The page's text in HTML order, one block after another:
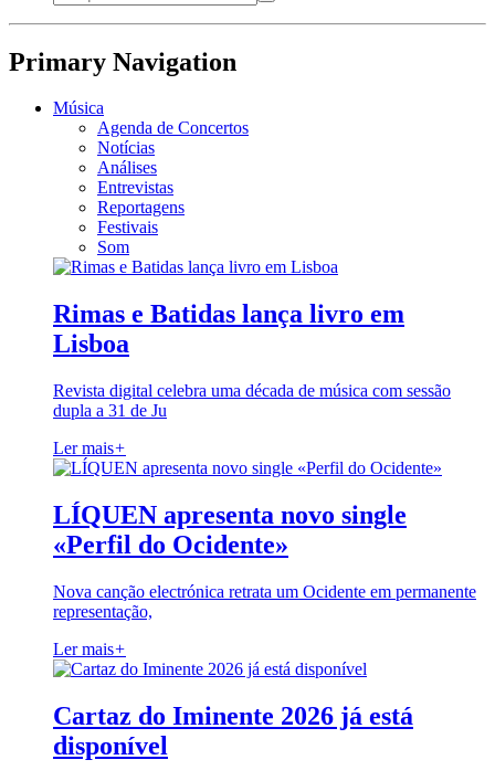
Primary Navigation
Música
Agenda de Concertos
Notícias
Análises
Entrevistas
Reportagens
Festivais
Som
Rimas e Batidas lança livro em
Lisboa
Revista digital celebra uma década de música com sessão
dupla a 31 de Ju
Ler mais+
LÍQUEN apresenta novo single
«Perfil do Ocidente»
Nova canção electrónica retrata um Ocidente em permanente
representação,
Ler mais+
Cartaz do Iminente 2026 já está
disponível